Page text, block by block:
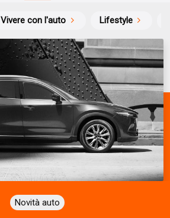
Vivere con l'auto Lifestyle
Novità auto